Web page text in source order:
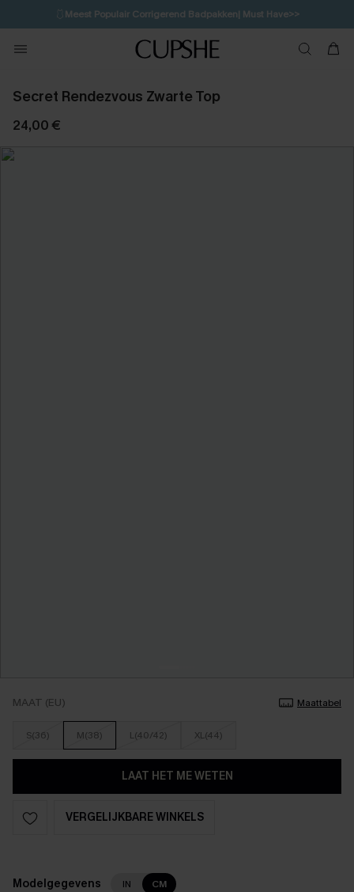
🩱Meest Populair Corrigerend Badpakken| Must Have>>
💌Abonneer je & ontvang tot 15% korting>>
Koop 3, krijg 15% korting | CODE: SW15 1D:12H:52M:12S
Secret Rendezvous Zwarte Top
24,00 €
MAAT (EU) Maattabel
S(36) M(38) L(40/42) XL(44)
LAAT HET ME WETEN
VERGELIJKBARE WINKELS
Modelgegevens IN CM